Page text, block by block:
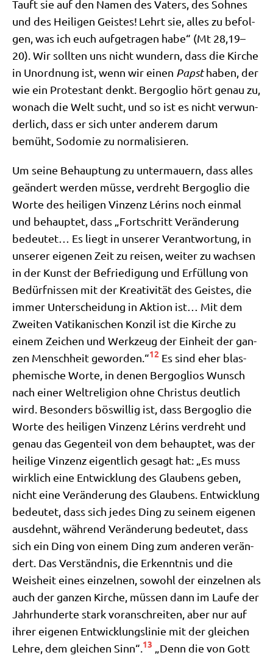
Tauft sie auf den Namen des Vaters, des Soh­nes
und des Hei­li­gen Gei­stes! Lehrt sie, alles zu befol­
gen, was ich euch auf­ge­tra­gen habe“ (Mt 28,19–
20). Wir soll­ten uns nicht wun­dern, dass die Kir­che
in Unord­nung ist, wenn wir einen Papsthaben, der
wie ein Pro­te­stant denkt. Berg­o­glio hört genau zu,
wonach die Welt sucht, und so ist es nicht ver­wun­
der­lich, dass er sich unter ande­rem dar­um
bemüht, Sodo­mie zu normalisieren.
Um sei­ne Behaup­tung zu unter­mau­ern, dass alles
geän­dert wer­den müs­se, ver­dreht Berg­o­glio die
Wor­te des hei­li­gen Vin­zenz Lérins noch ein­mal
und behaup­tet, dass „Fort­schritt Ver­än­de­rung
bedeu­tet… Es liegt in unse­rer Ver­ant­wor­tung, in
unse­rer eige­nen Zeit zu rei­sen, wei­ter zu wach­sen
in der Kunst der Befrie­di­gung und Erfül­lung von
Bedürf­nis­sen mit der Krea­ti­vi­tät des Gei­stes, die
immer Unter­schei­dung in Akti­on ist… Mit dem
Zwei­ten Vati­ka­ni­schen Kon­zil ist die Kir­che zu
einem Zei­chen und Werk­zeug der Ein­heit der gan­
zen Mensch­heit gewor­den.“12 Es sind eher blas­
phe­mi­sche Wor­te, in denen Berg­o­gli­os Wunsch
nach einer Welt­re­li­gi­on ohne Chri­stus deut­lich
wird. Beson­ders bös­wil­lig ist, dass Berg­o­glio die
Wor­te des hei­li­gen Vin­zenz Lérins ver­dreht und
genau das Gegen­teil von dem behaup­tet, was der
hei­li­ge Vin­zenz eigent­lich gesagt hat: „Es muss
wirk­lich eine Ent­wick­lung des Glau­bens geben,
nicht eine Ver­än­de­rung des Glau­bens. Ent­wick­lung
bedeu­tet, dass sich jedes Ding zu sei­nem eige­nen
aus­dehnt, wäh­rend Ver­än­de­rung bedeu­tet, dass
sich ein Ding von einem Ding zum ande­ren ver­än­
dert. Das Ver­ständ­nis, die Erkennt­nis und die
Weis­heit eines ein­zel­nen, sowohl der ein­zel­nen als
auch der gan­zen Kir­che, müs­sen dann im Lau­fe der
Jahr­hun­der­te stark vor­an­schrei­ten, aber nur auf
ihrer eige­nen Ent­wick­lungs­li­nie mit der glei­chen
Leh­re, dem glei­chen Sinn“.13 „Denn die von Gott